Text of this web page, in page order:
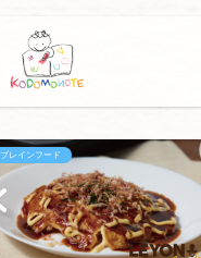
ブレインフード